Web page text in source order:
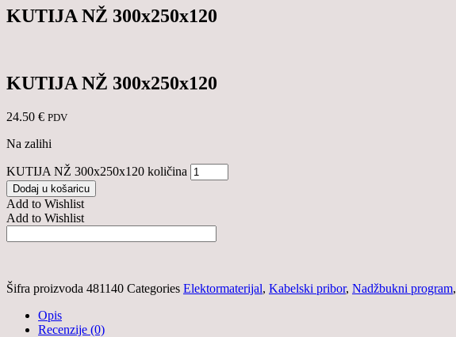
KUTIJA NŽ 300x250x120
KUTIJA NŽ 300x250x120
24.50 € PDV
Na zalihi
KUTIJA NŽ 300x250x120 količina
Dodaj u košaricu
Add to Wishlist
Add to Wishlist
Šifra proizvoda 481140 Categories Elektormaterijal, Kabelski pribor, Nadžbukni program,
Opis
Recenzije (0)